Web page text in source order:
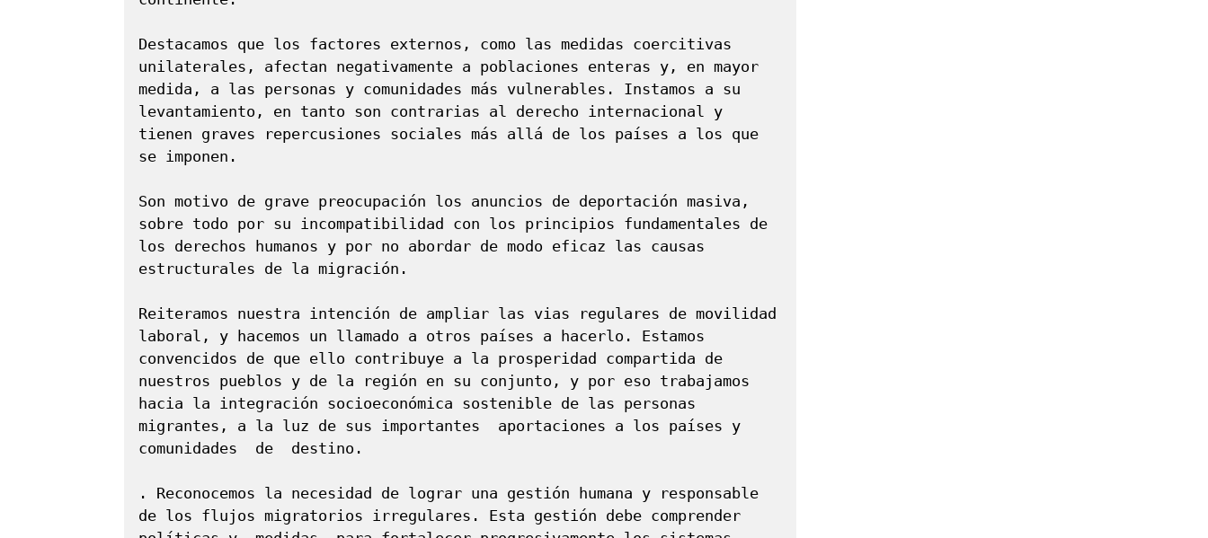
Destacamos que los factores externos, como las medidas coercitivas
unilaterales, afectan negativamente a poblaciones enteras y, en mayor
medida, a las personas y comunidades más vulnerables. Instamos a su
levantamiento, en tanto son contrarias al derecho internacional y
tienen graves repercusiones sociales más allá de los países a los que
se imponen.
Son motivo de grave preocupación los anuncios de deportación masiva,
sobre todo por su incompatibilidad con los principios fundamentales de
los derechos humanos y por no abordar de modo eficaz las causas
estructurales de la migración.
Reiteramos nuestra intención de ampliar las vias regulares de movilidad
laboral, y hacemos un llamado a otros países a hacerlo. Estamos
convencidos de que ello contribuye a la prosperidad compartida de
nuestros pueblos y de la región en su conjunto, y por eso trabajamos
hacia la integración socioeconómica sostenible de las personas
migrantes, a la luz de sus importantes  aportaciones a los países y
comunidades  de  destino.
. Reconocemos la necesidad de lograr una gestión humana y responsable
de los flujos migratorios irregulares. Esta gestión debe comprender